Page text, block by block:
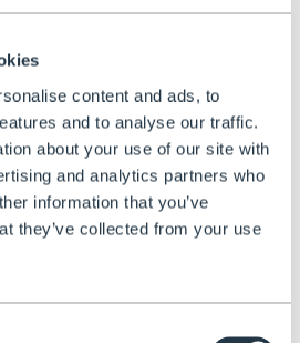
content and ads, to
and to analyse our traffic.
about your use of our site with
and analytics partners who
information that you’ve
they’ve collected from your use